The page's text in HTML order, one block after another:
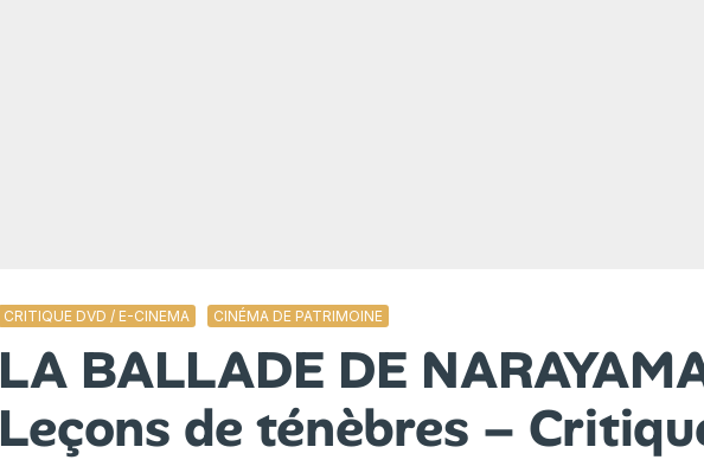
CRITIQUE DVD / E-CINEMA CINÉMA DE PATRIMOINE
LA BALLADE DE
Leçons de ténèbres –